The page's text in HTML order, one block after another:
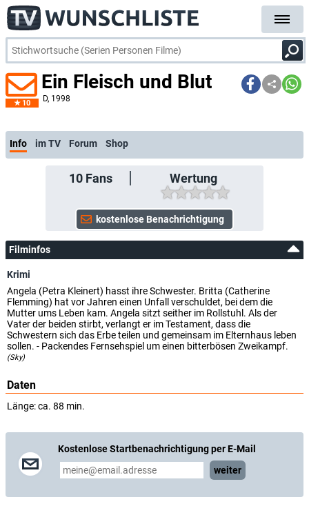
10
Ein Fleisch und Blut
D, 1998
Info im TV Forum Shop
10Fans Wertung
Filminfos
Krimi
Angela (Petra Kleinert) hasst ihre Schwester. Britta (Catherine
Flemming) hat vor Jahren einen Unfall verschuldet, bei dem die
Mutter ums Leben kam. Angela sitzt seither im Rollstuhl. Als der
Vater der beiden stirbt, verlangt er im Testament, dass die
Schwestern sich das Erbe teilen und gemeinsam im Elternhaus leben
sollen. - Packendes Fernsehspiel um einen bitterbösen Zweikampf.
(Sky)
Daten
Länge: ca. 88 min.
Kostenlose Startbenachrichtigung per E-Mail
weiter